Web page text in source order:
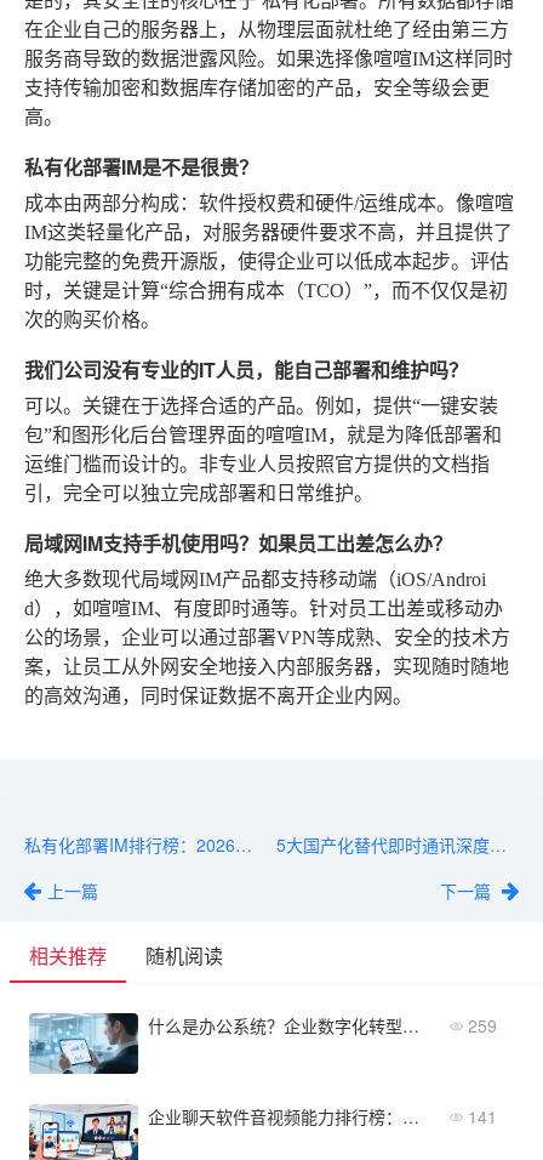
在企业自己的服务器上，从物理层面就杜绝了经由第三方
服务商导致的数据泄露风险。如果选择像喧喧IM这样同时
支持传输加密和数据库存储加密的产品，安全等级会更
高。
私有化部署IM是不是很贵？
成本由两部分构成：软件授权费和硬件/运维成本。像喧喧
IM这类轻量化产品，对服务器硬件要求不高，并且提供了
功能完整的免费开源版，使得企业可以低成本起步。评估
时，关键是计算“综合拥有成本（TCO）”，而不仅仅是初
次的购买价格。
我们公司没有专业的IT人员，能自己部署和维护吗？
可以。关键在于选择合适的产品。例如，提供“一键安装
包”和图形化后台管理界面的喧喧IM，就是为降低部署和
运维门槛而设计的。非专业人员按照官方提供的文档指
引，完全可以独立完成部署和日常维护。
局域网IM支持手机使用吗？如果员工出差怎么办？
绝大多数现代局域网IM产品都支持移动端（iOS/Androi
d），如喧喧IM、有度即时通等。针对员工出差或移动办
公的场景，企业可以通过部署VPN等成熟、安全的技术方
案，让员工从外网安全地接入内部服务器，实现随时随地
的高效沟通，同时保证数据不离开企业内网。
私有化部署IM排行榜：2026年用户口碑最好的方案
上一篇
5大国产化替代即时通讯深度评测：功能、安全、成本全维度对比
下一篇
相关推荐 随机阅读
什么是办公系统？企业数字化转型的核心定义与价值解析 259
企业聊天软件音视频能力排行榜：清晰度、抗弱网、降噪 141